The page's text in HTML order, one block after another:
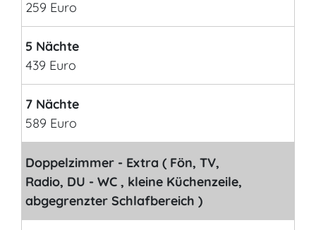
259 Euro
5 Nächte
439 Euro
7 Nächte
589 Euro
Doppelzimmer - Extra ( Fön, TV,
Radio, DU - WC , kleine Küchenzeile,
abgegrenzter Schlafbereich )